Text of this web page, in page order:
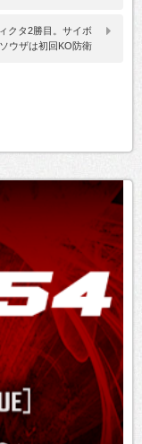
クタ2勝目。サイボ
ウザは初回KO防衛